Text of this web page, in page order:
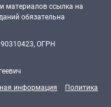
материалов ссылка на
обязательна
ОГРН
информация
Политика